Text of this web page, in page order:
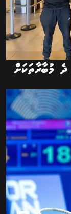
މުބާރާތަކަށް